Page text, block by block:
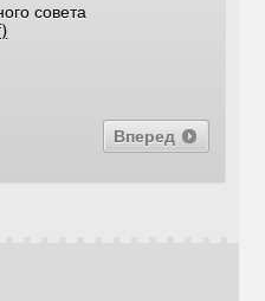
совета
Вперед